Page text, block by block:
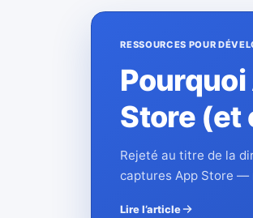
RESSOURCES POUR
Store (et
Rejeté au titre de la
captures App Store —
Lire l’article